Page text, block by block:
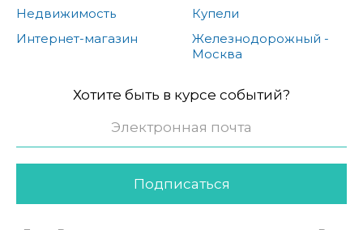
Недвижимость
Интернет-магазин
Купели
Железнодорожный -
Москва
Хотите быть в курсе событий?
Подписаться